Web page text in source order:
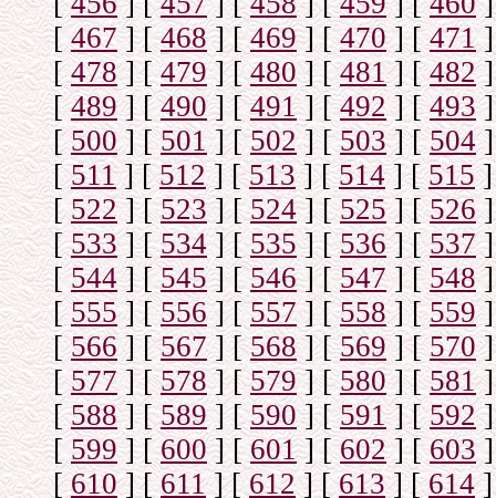
[467] [468] [469] [470] [471]
[478] [479] [480] [481] [482]
[489] [490] [491] [492] [493]
[500] [501] [502] [503] [504]
[511] [512] [513] [514] [515]
[522] [523] [524] [525] [526]
[533] [534] [535] [536] [537]
[544] [545] [546] [547] [ 548]
[555] [556] [557] [558] [559]
[566] [567] [568] [569] [570]
[577] [578] [579] [580] [581]
[588] [589] [590] [591] [592]
[599] [600] [601] [602] [603]
[610] [611] [612] [613] [614]